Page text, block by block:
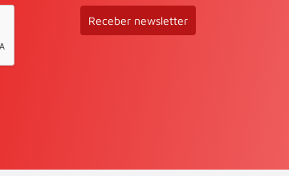
Receber newsletter